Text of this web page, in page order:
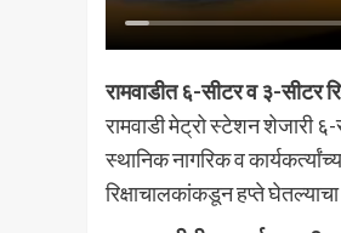
रामवाडीत ६-सीटर व ३-सीटर
रामवाडी मेट्रो स्टेशन शेजारी
स्थानिक नागरिक व
रिक्षाचालकांकडून हप्ते